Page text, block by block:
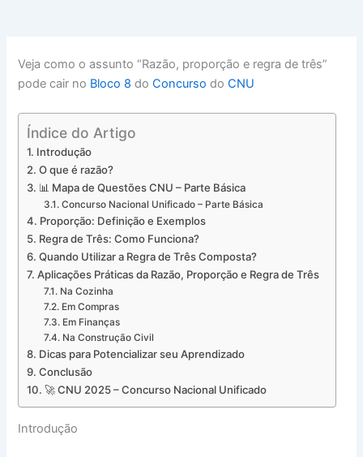
Veja como o assunto “Razão, proporção e regra de três”
pode cair no Bloco 8 doConcurso doCNU
Índice do Artigo
Introdução
O que é razão?
📊 Mapa de Questões CNU – Parte Básica
Concurso Nacional Unificado – Parte Básica
Proporção: Definição e Exemplos
Regra de Três: Como Funciona?
Quando Utilizar a Regra de Três Composta?
Aplicações Práticas da Razão, Proporção e Regra de Três
Na Cozinha
Em Compras
Em Finanças
Na Construção Civil
Dicas para Potencializar seu Aprendizado
Conclusão
🚀 CNU 2025 – Concurso Nacional Unificado
Introdução